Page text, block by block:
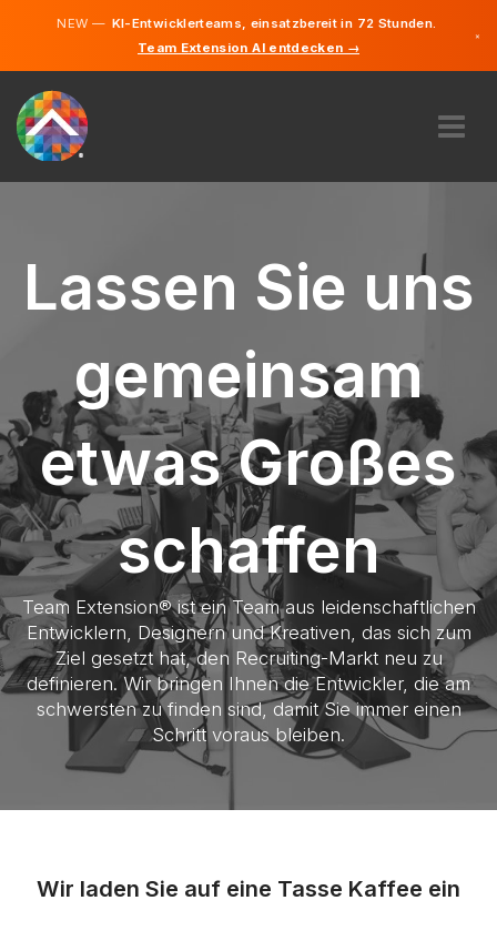
NEW —KI-Entwicklerteams, einsatzbereit in 72 Stunden.
Team Extension AI entdecken →
×
KARRIERE
FINDEN
LIECHTENSTEIN
DE
STARTEN SIE JETZT
Lassen Sie uns
gemeinsam
etwas Großes
schaffen
Team Extension® ist ein Team aus leidenschaftlichen
Entwicklern, Designern und Kreativen, das sich zum
Ziel gesetzt hat, den Recruiting-Markt neu zu
definieren. Wir bringen Ihnen die Entwickler, die am
schwersten zu finden sind, damit Sie immer einen
Schritt voraus bleiben.
Wir laden Sie auf eine Tasse Kaffee ein